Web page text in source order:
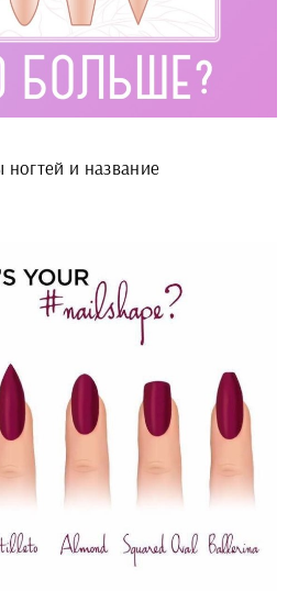
и название